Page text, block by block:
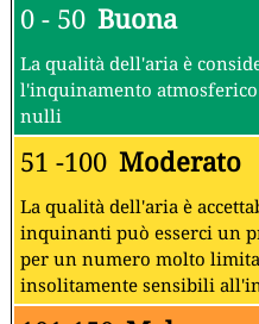
0 - 50 Buona
La qualità dell'aria è
l'inquinamento
nulli
51 -100 Moderato
La qualità dell'aria è
inquinanti può esserci un
per un numero molto
insolitamente sensibili